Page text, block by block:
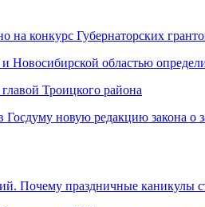
на конкурс Губернаторских
Новосибирской областью
Троицкого района
Госдуму новую редакцию закона о
Почему праздничные каникулы